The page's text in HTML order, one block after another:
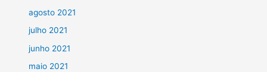
agosto 2021
julho 2021
junho 2021
maio 2021